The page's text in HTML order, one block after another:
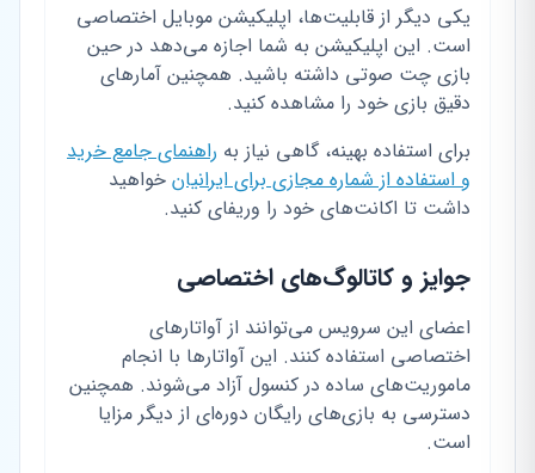
یکی دیگر از قابلیت‌ها، اپلیکیشن موبایل اختصاصی
است. این اپلیکیشن به شما اجازه می‌دهد در حین
بازی چت صوتی داشته باشید. همچنین آمارهای
دقیق بازی خود را مشاهده کنید.
برای استفاده بهینه، گاهی نیاز به راهنمای جامع خرید
و استفاده از شماره مجازی برای ایرانیان خواهید
داشت تا اکانت‌های خود را وریفای کنید.
جوایز و کاتالوگ‌های اختصاصی
اعضای این سرویس می‌توانند از آواتارهای
اختصاصی استفاده کنند. این آواتارها با انجام
ماموریت‌های ساده در کنسول آزاد می‌شوند. همچنین
دسترسی به بازی‌های رایگان دوره‌ای از دیگر مزایا
است.